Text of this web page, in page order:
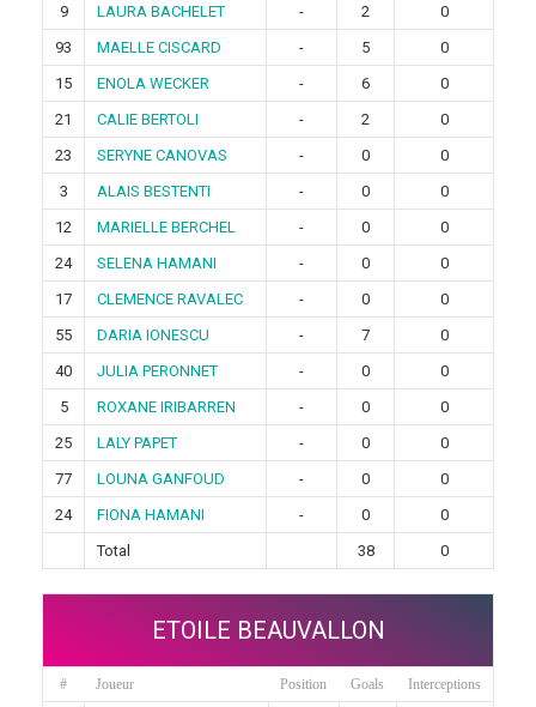
9
LAURA BACHELET - 2
0
93
MAELLE CISCARD - 5
0
15
ENOLA WECKER - 6
0
21
CALIE BERTOLI - 2
0
23
SERYNE CANOVAS - 0
0
3
ALAIS BESTENTI - 0
0
12
MARIELLE BERCHEL - 0
0
24
SELENA HAMANI - 0
0
17
CLEMENCE RAVALEC - 0
0
55
DARIA IONESCU - 7
0
40
JULIA PERONNET - 0
0
5
ROXANE IRIBARREN - 0
0
25
LALY PAPET - 0
0
77
LOUNA GANFOUD - 0
0
24
FIONA HAMANI - 0
0
Total
38 0
ETOILE BEAUVALLON
# Joueur Position Goals Interceptions